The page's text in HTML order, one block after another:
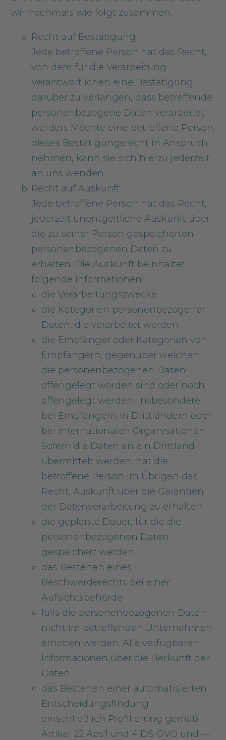
wir nochmals wie folgt zusammen:
Recht auf Bestätigung
Jede betroffene Person hat das Recht,
von dem für die Verarbeitung
Verantwortlichen eine Bestätigung
darüber zu verlangen, dass betreffende
personenbezogene Daten verarbeitet
werden. Möchte eine betroffene Person
dieses Bestätigungsrecht in Anspruch
nehmen, kann sie sich hierzu jederzeit
an uns wenden.
Recht auf Auskunft
Jede betroffene Person hat das Recht,
jederzeit unentgeltliche Auskunft über
die zu seiner Person gespeicherten
personenbezogenen Daten zu
erhalten. Die Auskunft beinhaltet
folgende Informationen:
die Verarbeitungszwecke
die Kategorien personenbezogener
Daten, die verarbeitet werden
die Empfänger oder Kategorien von
Empfängern, gegenüber welchen
die personenbezogenen Daten
offengelegt worden sind oder noch
offengelegt werden, insbesondere
bei Empfängern in Drittländern oder
bei internationalen Organisationen.
Sofern die Daten an ein Drittland
übermittelt werden, hat die
betroffene Person im Übrigen das
Recht, Auskunft über die Garantien
der Datenverarbeitung zu erhalten.
die geplante Dauer, für die die
personenbezogenen Daten
gespeichert werden
das Bestehen eines
Beschwerderechts bei einer
Aufsichtsbehörde
falls die personenbezogenen Daten
nicht im betreffenden Unternehmen
erhoben werden: Alle verfügbaren
Informationen über die Herkunft der
Daten
das Bestehen einer automatisierten
Entscheidungsfindung
einschließlich Profilierung gemäß
Artikel 22 Abs.1 und 4 DS-GVO und —